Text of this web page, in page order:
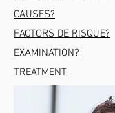
CAUSES?
FACTORS DE RISQUE?
EXAMINATION?
TREATMENT